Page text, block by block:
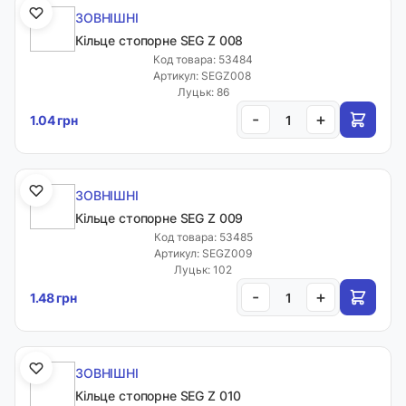
ЗОВНІШНІ
Кільце стопорне SEG Z 008
Код товара: 53484
Артикул: SEGZ008
Луцьк: 86
1.04 грн - +
ЗОВНІШНІ
Кільце стопорне SEG Z 009
Код товара: 53485
Артикул: SEGZ009
Луцьк: 102
1.48 грн - +
ЗОВНІШНІ
Кільце стопорне SEG Z 010